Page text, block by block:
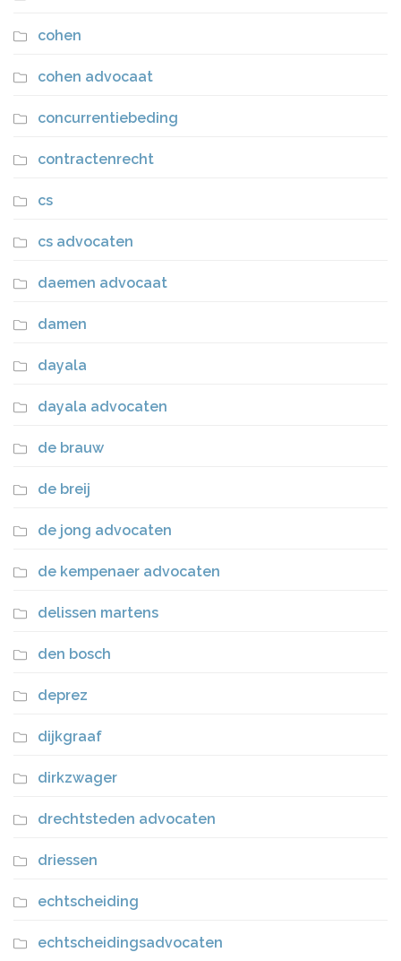
cohen
cohen advocaat
concurrentiebeding
contractenrecht
cs
cs advocaten
daemen advocaat
damen
dayala
dayala advocaten
de brauw
de breij
de jong advocaten
de kempenaer advocaten
delissen martens
den bosch
deprez
dijkgraaf
dirkzwager
drechtsteden advocaten
driessen
echtscheiding
echtscheidingsadvocaten